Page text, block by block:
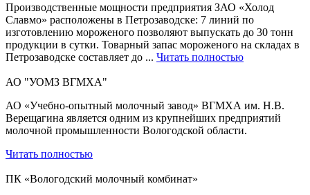
Производственные мощности предприятия ЗАО «Холод
Славмо» расположены в Петрозаводске: 7 линий по
изготовлению мороженого позволяют выпускать до 30 тонн
продукции в сутки. Товарный запас мороженого на складах в
Петрозаводске составляет до ... Читать полностью
АО "УОМЗ ВГМХА"
АО «Учебно-опытный молочный завод» ВГМХА им. Н.В.
Верещагина является одним из крупнейших предприятий
молочной промышленности Вологодской области.
Читать полностью
ПК «Вологодский молочный комбинат»